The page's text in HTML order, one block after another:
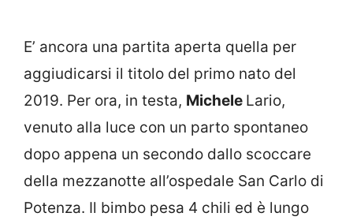
E’ ancora una partita aperta quella per
aggiudicarsi il titolo del primo nato del
2019. Per ora, in testa, Michele Lario,
venuto alla luce con un parto spontaneo
dopo appena un secondo dallo scoccare
della mezzanotte all’ospedale San Carlo di
Potenza. Il bimbo pesa 4 chili ed è lungo